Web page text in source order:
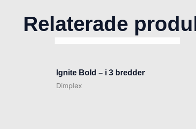
Relaterade
SLUT I LAGER
Ignite Bold – i 3 bredder
Dimplex